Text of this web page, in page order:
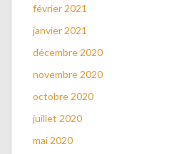
février 2021
janvier 2021
décembre 2020
novembre 2020
octobre 2020
juillet 2020
mai 2020